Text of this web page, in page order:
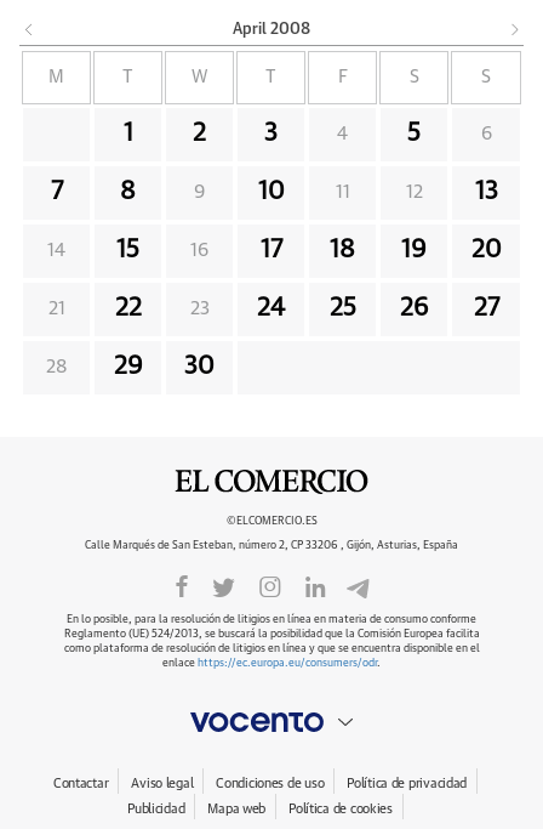
April 2008
M W F S S
1 2 3 4 5 6
7 8 9 10 11 12 13
14 15 16 17 18 19 20
21 22 23 24 25 26 27
28 29 30
©ELCOMERCIO.ES
Calle Marqués de San Esteban, número 2, CP 33206 , Gijón, Asturias, España
En lo posible, para la resolución de litigios en línea en materia de consumo conforme
Reglamento (UE) 524/2013, se buscará la posibilidad que la Comisión Europea facilita
como plataforma de resolución de litigios en línea y que se encuentra disponible en el
enlace https://ec.europa.eu/consumers/odr.
Contactar Aviso legal Condiciones de uso
Política de privacidad
Publicidad
Mapa web Política de cookies